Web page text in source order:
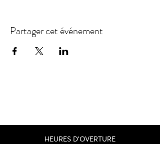
Partager cet événement
HEURES D'OVERTURE